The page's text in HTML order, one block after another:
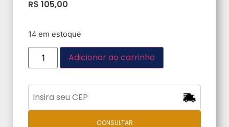
R$ 105,00
14 em estoque
Adicionar ao carrinho
CONSULTAR